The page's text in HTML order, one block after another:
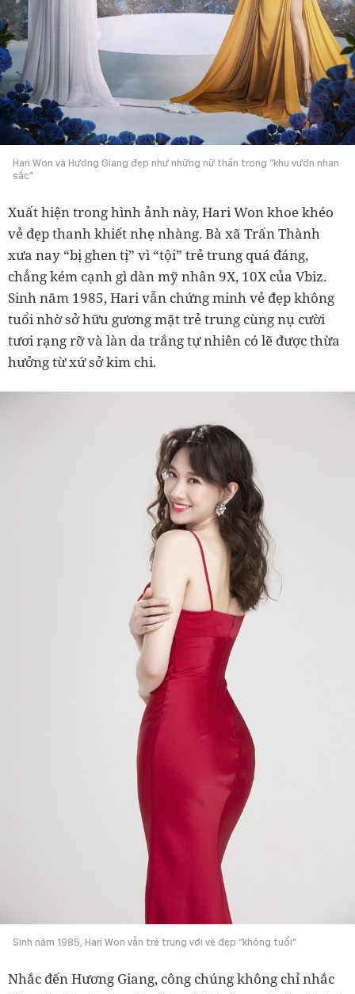
Hari Won và Hương Giang đẹp như những nữ thần trong “khu vườn nhan
sắc"
Xuất hiện trong hình ảnh này, Hari Won khoe khéo
vẻ đẹp thanh khiết nhẹ nhàng. Bà xã Trấn Thành
xưa nay “bị ghen tị” vì “tội” trẻ trung quá đáng,
chẳng kém cạnh gì dàn mỹ nhân 9X, 10X của Vbiz.
Sinh năm 1985, Hari vẫn chứng minh vẻ đẹp không
tuổi nhờ sở hữu gương mặt trẻ trung cùng nụ cười
tươi rạng rỡ và làn da trắng tự nhiên có lẽ được thừa
hưởng từ xứ sở kim chi.
Sinh năm 1985, Hari Won vẫn trẻ trung với vẻ đẹp “không tuổi"
Nhắc đến Hương Giang, công chúng không chỉ nhắc